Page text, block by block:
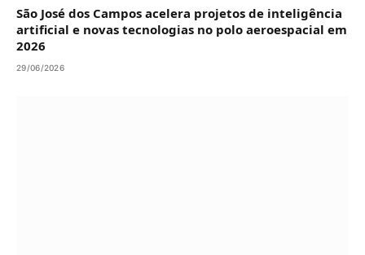
São José dos Campos acelera projetos de inteligência
artificial e novas tecnologias no polo aeroespacial em
2026
29/06/2026